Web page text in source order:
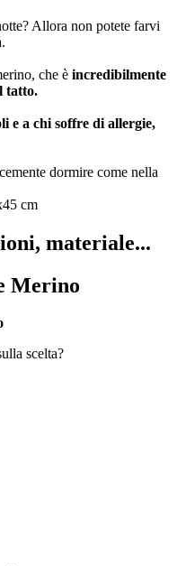
Allora non potete farvi
che è incredibilmente
tatto.
e a chi soffre di allergie,
dormire come nella
cm
materiale...
Merino
scelta?